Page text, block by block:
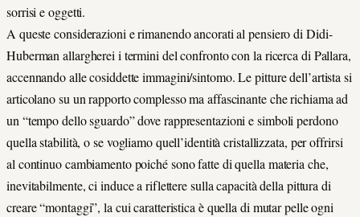
sorrisi e oggetti.
A queste considerazioni e rimanendo ancorati al pensiero di Didi-
Huberman allargherei i termini del confronto con la ricerca di Pallara,
accennando alle cosiddette immagini/sintomo. Le pitture dell’artista si
articolano su un rapporto complesso ma affascinante che richiama ad
un “tempo dello sguardo” dove rappresentazioni e simboli perdono
quella stabilità, o se vogliamo quell’identità cristallizzata, per offrirsi
al continuo cambiamento poiché sono fatte di quella materia che,
inevitabilmente, ci induce a riflettere sulla capacità della pittura di
creare “montaggi”, la cui caratteristica è quella di mutar pelle ogni